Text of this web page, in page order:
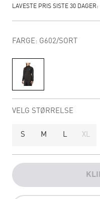
LAVESTE PRIS SISTE 30 DAGER:
FARGE: G602/SORT
VELG STØRRELSE
S M L XL